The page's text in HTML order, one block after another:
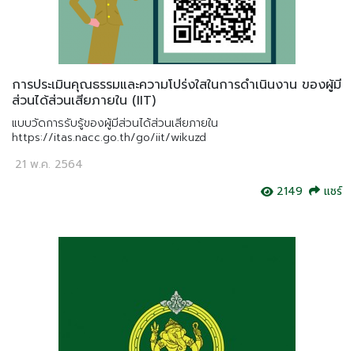
การประเมินคุณธรรมและความโปร่งใสในการดำเนินงาน ของผู้มี
ส่วนได้ส่วนเสียภายใน (IIT)
แบบวัดการรับรู้ของผู้มีส่วนได้ส่วนเสียภายใน
https://itas.nacc.go.th/go/iit/wikuzd
21 พ.ค. 2564
2149
แชร์